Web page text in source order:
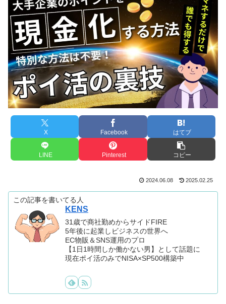
X Facebook はてブ
LINE Pinterest コピー
2024.06.08 2025.02.25
この記事を書いてる人
KENS
31歳で商社勤めからサイドFIRE
5年後に起業しビジネスの世界へ
EC物販＆SNS運用のプロ
【1日1時間しか働かない男】として話題に
現在ポイ活のみでNISA×SP500構築中